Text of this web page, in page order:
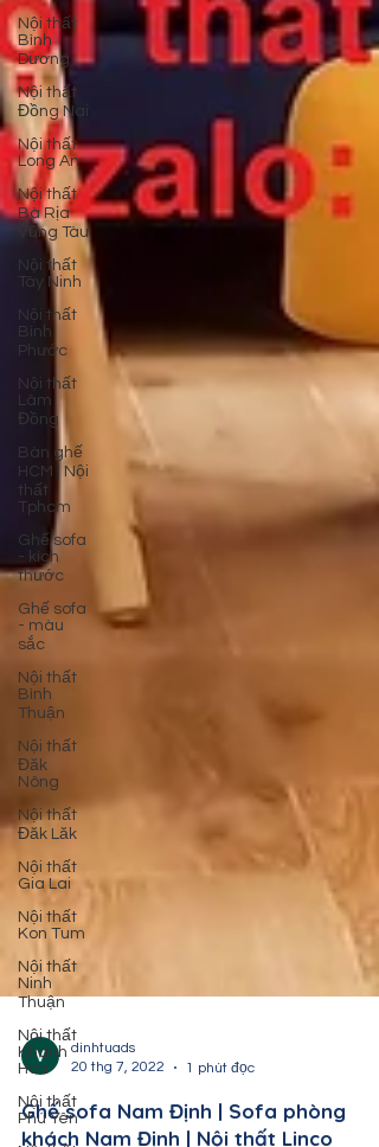
Nội thất
Bình
Dương
Nội thất
Đồng Nai
Nội thất
Long An
Nội thất
Bà Rịa
Vũng Tàu
Nội thất
Tây Ninh
Nội thất
Bình
Phước
Nội thất
Lâm
Đồng
Bàn ghế
HCM | Nội
thất
Tphcm
Ghế sofa
- kích
thước
Ghế sofa
- màu
sắc
Nội thất
Bình
Thuận
Nội thất
Đăk
Nông
Nội thất
Đăk Lăk
Nội thất
Gia Lai
Nội thất
Kon Tum
Nội thất
Ninh
Thuận
Nội thất
Khánh
Hòa
Nội thất
Phú Yên
dinhtuads
20 thg 7, 2022
1 phút đọc